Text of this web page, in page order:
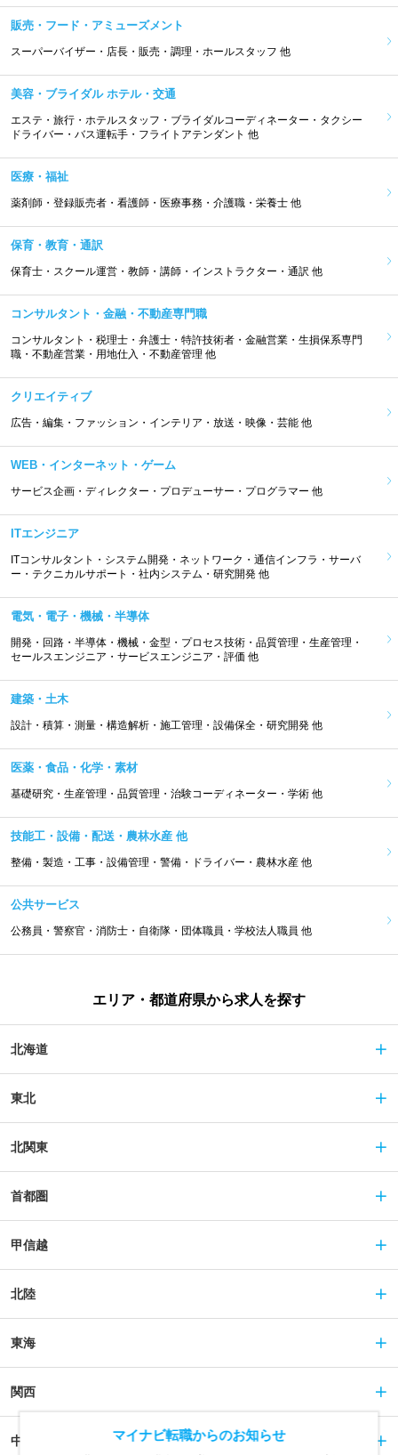
販売・フード・アミューズメント
スーパーバイザー・店長・販売・調理・ホールスタッフ 他
美容・ブライダル ホテル・交通
エステ・旅行・ホテルスタッフ・ブライダルコーディネーター・タクシー
ドライバー・バス運転手・フライトアテンダント 他
医療・福祉
薬剤師・登録販売者・看護師・医療事務・介護職・栄養士 他
保育・教育・通訳
保育士・スクール運営・教師・講師・インストラクター・通訳 他
コンサルタント・金融・不動産専門職
コンサルタント・税理士・弁護士・特許技術者・金融営業・生損保系専門
職・不動産営業・用地仕入・不動産管理 他
クリエイティブ
広告・編集・ファッション・インテリア・放送・映像・芸能 他
WEB・インターネット・ゲーム
サービス企画・ディレクター・プロデューサー・プログラマー 他
ITエンジニア
ITコンサルタント・システム開発・ネットワーク・通信インフラ・サーバ
ー・テクニカルサポート・社内システム・研究開発 他
電気・電子・機械・半導体
開発・回路・半導体・機械・金型・プロセス技術・品質管理・生産管理・
セールスエンジニア・サービスエンジニア・評価 他
建築・土木
設計・積算・測量・構造解析・施工管理・設備保全・研究開発 他
医薬・食品・化学・素材
基礎研究・生産管理・品質管理・治験コーディネーター・学術 他
技能工・設備・配送・農林水産 他
整備・製造・工事・設備管理・警備・ドライバー・農林水産 他
公共サービス
公務員・警察官・消防士・自衛隊・団体職員・学校法人職員 他
エリア・都道府県から求人を探す
北海道
東北
北関東
首都圏
甲信越
北陸
東海
関西
中国 マイナビ転職からのお知らせ